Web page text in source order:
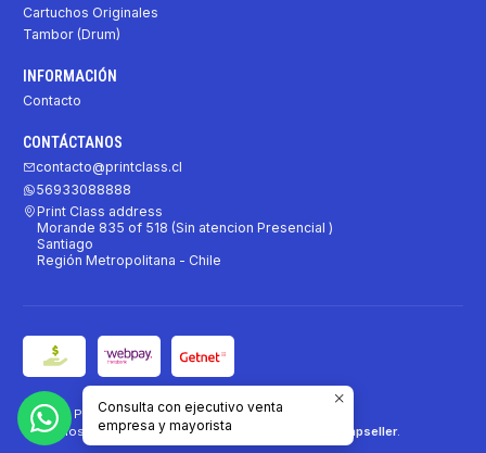
Cartuchos Originales
Tambor (Drum)
INFORMACIÓN
Contacto
CONTÁCTANOS
contacto@printclass.cl
56933088888
Print Class address
Morande 835 of 518 (Sin atencion Presencial )
Santiago
Región Metropolitana - Chile
2026 Print Class.
Todos los derechos reservados.Desarrollado por Jumpseller.
Consulta con ejecutivo venta
empresa y mayorista